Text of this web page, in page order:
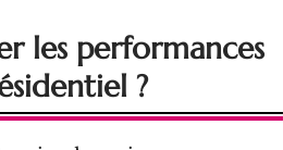
les performances
?